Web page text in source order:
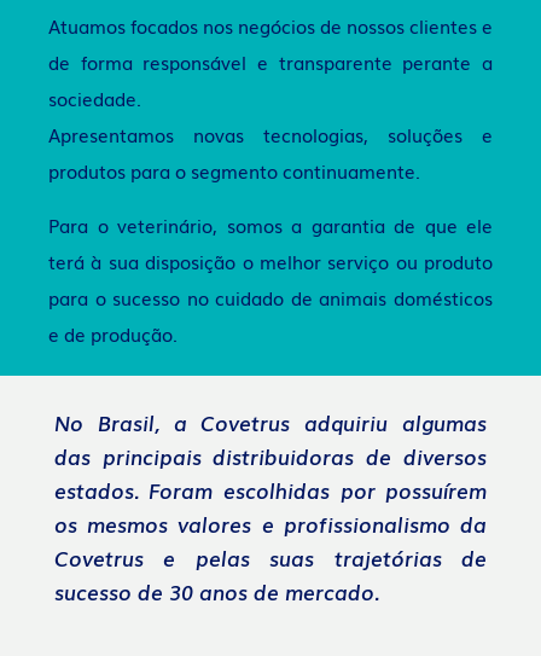
Atuamos focados nos negócios de nossos clientes e
de forma responsável e transparente perante a
sociedade.
Apresentamos novas tecnologias, soluções e
produtos para o segmento continuamente.
Para o veterinário, somos a garantia de que ele
terá à sua disposição o melhor serviço ou produto
para o sucesso no cuidado de animais domésticos
e de produção.
No Brasil, a Covetrus adquiriu algumas
das principais distribuidoras de diversos
estados. Foram escolhidas por possuírem
os mesmos valores e profissionalismo da
Covetrus e pelas suas trajetórias de
sucesso de 30 anos de mercado.